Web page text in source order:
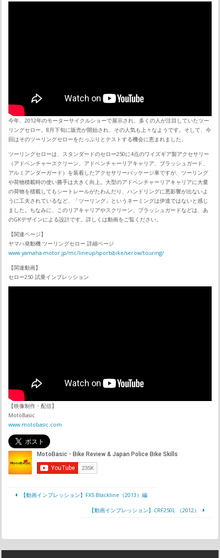
今年、2012年のモーターサイクルショーで展示され、多くの人が注目していたツー
リングセロー。8月下旬に販売が開始され、その人気も上々なようです。そして、今
回はそのツーリングセローをたっぷりとテストする機会に恵まれました。
ツーリングセローは、スタンダードのセロー250に4点のワイズギア製アクセサリー
（アドベンチャースクリーン、アドベンチャーリアキャリア、ブラッシュガード、
アルミアンダーガード）を装着したアクセサリーパッケージ車ですが、ツーリング
や荷物積載時の使い勝手は大きく向上。大型のアドベンチャーリアキャリアに大量
の荷物を積載してもシートレールがたわんだり、ハンドリングに悪影響が出ないよ
うに工夫されているなど、「ツーリング」というネーミングは伊達ではないと感じ
ました。ちなみに、このリアキャリアやスクリーン、ブラッシュガードなどは、あ
のGKデザインによる設計です。詳しくは動画をご覧ください。
【関連ページ】
ヤマハ発動機 ツーリングセロー 詳細ページ
www.yamaha-motor.jp/mc/lineup/sportsbike/serow/touring/
【関連動画】
セロー250 試乗インプレッション
【映像制作・配信】
MotoBasic
www.motobasic.com
【動画インプレッション】FXS Blackline（2013）編
【動画インプレッション】CRF250L （2012）